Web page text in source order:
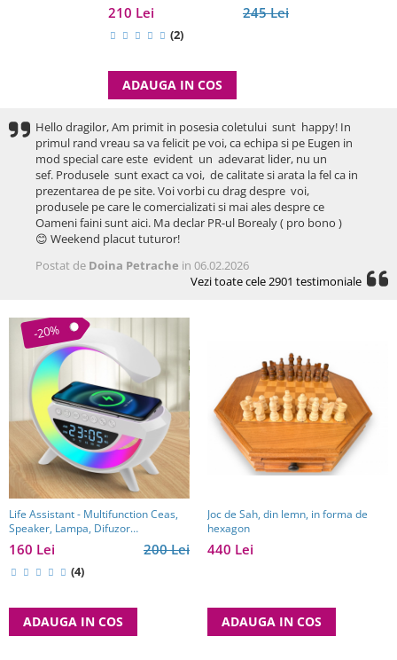
245 Lei
210 Lei
(2)
ADAUGA IN COS
Hello dragilor, Am primit in posesia coletului sunt happy! In
primul rand vreau sa va felicit pe voi, ca echipa si pe Eugen in
mod special care este evident un adevarat lider, nu un
sef. Produsele sunt exact ca voi, de calitate si arata la fel ca in
prezentarea de pe site. Voi vorbi cu drag despre voi,
produsele pe care le comercializati si mai ales despre ce
Oameni faini sunt aici. Ma declar PR-ul Borealy ( pro bono )
😊 Weekend placut tuturor!
Postat de Doina Petrache in 06.02.2026
Vezi toate cele 2901 testimoniale
-20%
Life Assistant - Multifunction Ceas,
Speaker, Lampa, Difuzor
multifuncțional, încărcător wireless
200 Lei
160 Lei
(4)
ADAUGA IN COS
Joc de Sah, din lemn, in forma de
hexagon
440 Lei
ADAUGA IN COS